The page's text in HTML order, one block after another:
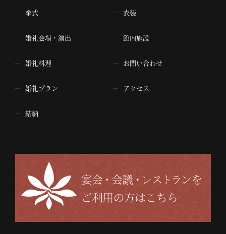
挙式
婚礼会場・演出
婚礼料理
婚礼プラン
結納
衣装
館内施設
お問い合わせ
アクセス